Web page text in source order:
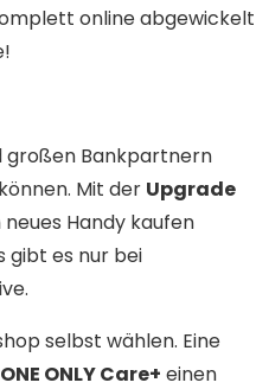
online abgewickelt
großen Bankpartnern
Mit der Upgrade
Handy kaufen
gibt es nur bei
selbst wählen. Eine
ONLY Care+ einen